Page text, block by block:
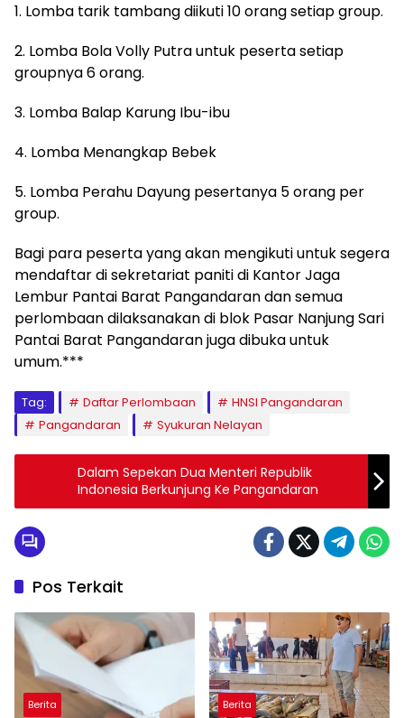
1. Lomba tarik tambang diikuti 10 orang setiap group.
2. Lomba Bola Volly Putra untuk peserta setiap
groupnya 6 orang.
3. Lomba Balap Karung Ibu-ibu
4. Lomba Menangkap Bebek
5. Lomba Perahu Dayung pesertanya 5 orang per
group.
Bagi para peserta yang akan mengikuti untuk segera
mendaftar di sekretariat paniti di Kantor Jaga
Lembur Pantai Barat Pangandaran dan semua
perlombaan dilaksanakan di blok Pasar Nanjung Sari
Pantai Barat Pangandaran juga dibuka untuk
umum.***
Tag: Daftar Perlombaan
HNSI Pangandaran
Pangandaran
Syukuran Nelayan
Dalam Sepekan Dua Menteri Republik
Indonesia Berkunjung Ke Pangandaran
Pos Terkait
Berita Berita